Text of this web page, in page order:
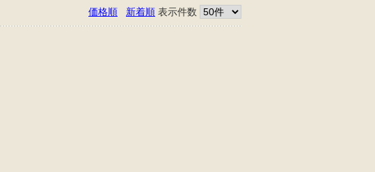
価格順 新着順 表示件数